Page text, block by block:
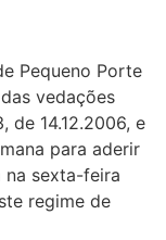
Pequeno Porte
vedações
de 14.12.2006, e
para aderir
na sexta-feira
regime de